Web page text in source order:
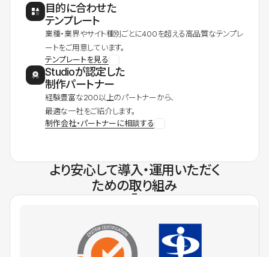
目的に合わせた
テンプレート
業種・業界やサイト種別ごとに400を超える高品質なテンプレ
ートをご用意しています。
テンプレートを見る
Studioが認定した
制作パートナー
経験豊富な200以上のパートナーから、
最適な一社をご紹介します。
制作会社・パートナーに相談する
より安心して導入・運用いただく
ための取り組み